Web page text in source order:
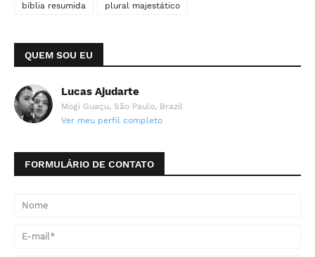
bíblia resumida plural majestático
QUEM SOU EU
Lucas Ajudarte
Mogi Guaçu, São Paulo, Brazil
Ver meu perfil completo
FORMULÁRIO DE CONTATO